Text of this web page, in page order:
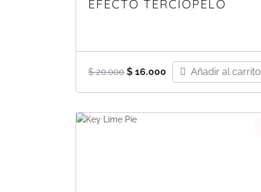
EFECTO TERCIOPELO
$20.000 El
era:
$ 16.000
precio
es:
Añadir al carrito